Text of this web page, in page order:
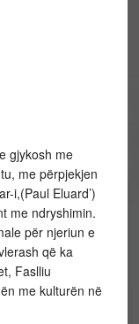
gjykosh me
me përpjekjen
i,(Paul Eluard’)
me ndryshimin.
për njeriun e
që ka
Faslliu
me kulturën në